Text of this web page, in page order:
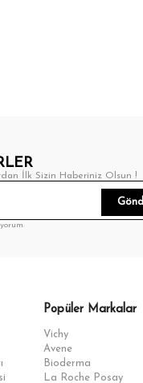
İlk Sizin Haberiniz Olsun !
Popüler Markalar
Vichy
Avene
Bioderma
La Roche Posay